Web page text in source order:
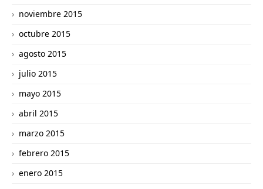
noviembre 2015
octubre 2015
agosto 2015
julio 2015
mayo 2015
abril 2015
marzo 2015
febrero 2015
enero 2015